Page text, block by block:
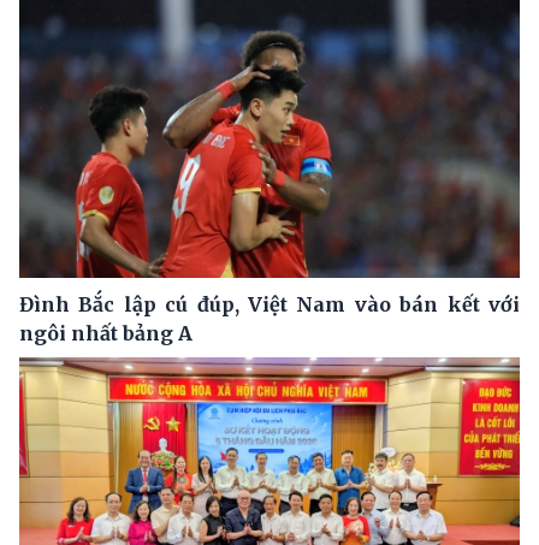
Đình Bắc lập cú đúp, Việt Nam vào bán kết với
ngôi nhất bảng A